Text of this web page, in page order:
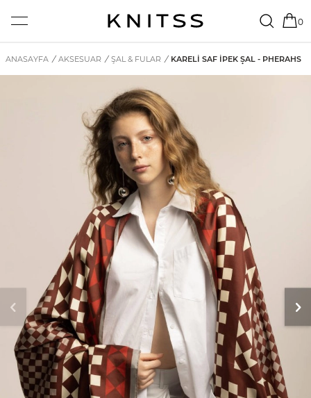
0
ANASAYFA / AKSESUAR / ŞAL & FULAR / KARELI SAF İPEK ŞAL - PHERAHS